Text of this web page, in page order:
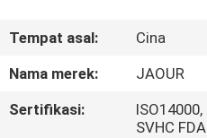
TENTANG
KAMI
Tempat asal:
Cina
Nama merek:
JAOUR
Sertifikasi:
ISO14000,
SVHC